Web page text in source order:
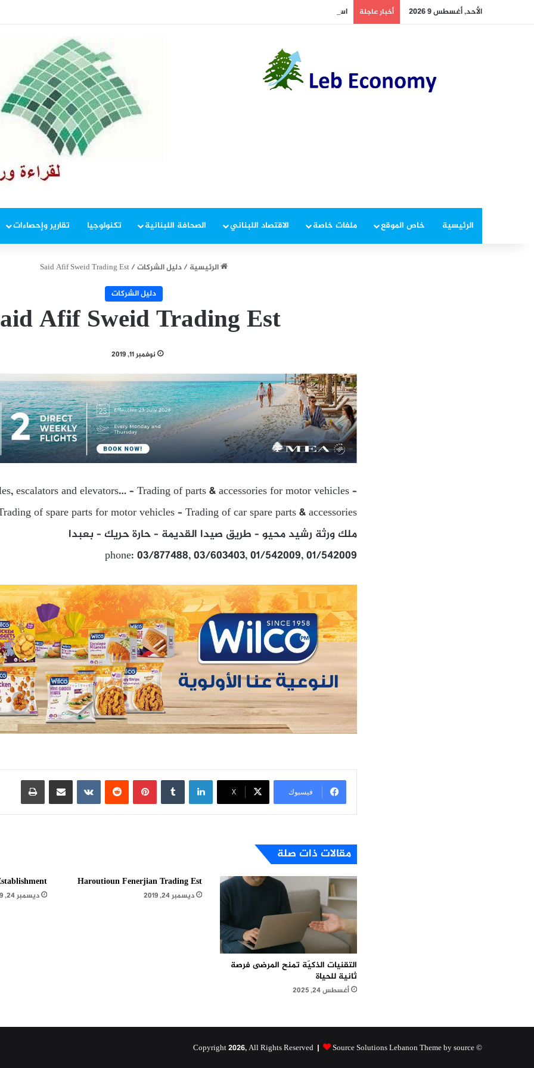
الأحد, أغسطس 9 2026 أخبار عاجلة استقرار نسبي لبورصات الخليج ترقباً لاتفاق بشأن هرمز
الرئيسية خاص الموقع ملفات خاصة الاقتصاد اللبناني الصحافة اللبنانية تكنولوجيا تقارير وإحصاءات
الرئيسية / دليل الشركات/
Said Afif Sweid Trading Est
دليل الشركات
Afif Sweid Trading Est
نوفمبر 11, 2019
escalators and elevators… – Trading of parts & accessories for motor vehicles –
of spare parts for motor vehicles – Trading of car spare parts & accessories
ملك ورثة رشيد محيو – طريق صيدا القديمة – حارة حريك – بعبدا
phone: 03/877488, 03/603403, 01/542009, 01/542009
فيسبوك X
لينكدإن بينتيريست مشاركة عبر البريد طباعة
مقالات ذات صلة
التقنيات الذكيّة تمنح المرضى فرصة
ثانية للحياة
أغسطس 24, 2025
Haroutioun Fenerjian Trading Est
ديسمبر 24, 2019 ديسمبر 24, 2019
© Copyright 2026, All Rights Reserved |
Source Solutions Lebanon Theme by source